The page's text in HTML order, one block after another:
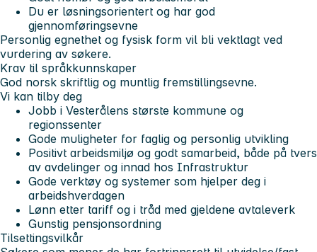
Du er løsningsorientert og har god
gjennomføringsevne
Personlig egnethet og fysisk form vil bli vektlagt ved
vurdering av søkere.
Krav til språkkunnskaper
God norsk skriftlig og muntlig fremstillingsevne.
Vi kan tilby deg
Jobb i Vesterålens største kommune og
regionssenter
Gode muligheter for faglig og personlig utvikling
Positivt arbeidsmiljø og godt samarbeid, både på tvers
av avdelinger og innad hos Infrastruktur
Gode verktøy og systemer som hjelper deg i
arbeidshverdagen
Lønn etter tariff og i tråd med gjeldene avtaleverk
Gunstig pensjonsordning
Tilsettingsvilkår